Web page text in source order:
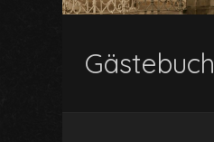
Gästebuch